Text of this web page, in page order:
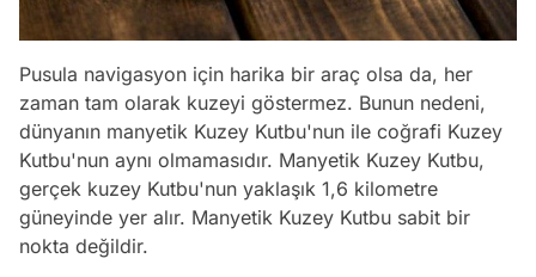
Pusula navigasyon için harika bir araç olsa da, her
zaman tam olarak kuzeyi göstermez. Bunun nedeni,
dünyanın manyetik Kuzey Kutbu'nun ile coğrafi Kuzey
Kutbu'nun aynı olmamasıdır. Manyetik Kuzey Kutbu,
gerçek kuzey Kutbu'nun yaklaşık 1,6 kilometre
güneyinde yer alır. Manyetik Kuzey Kutbu sabit bir
nokta değildir.